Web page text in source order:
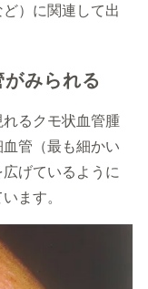
）に関連して出
みられる
るクモ状血管腫
管（最も細かい
げているように
ます。